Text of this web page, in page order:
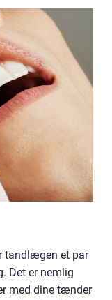
tandlægen et par
Det er nemlig
med dine tænder